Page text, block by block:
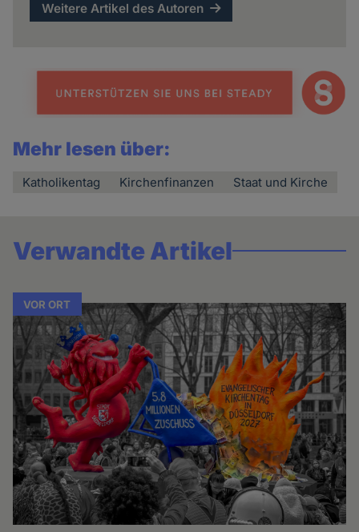
Weitere Artikel des Autoren
Mehr lesen über:
Katholikentag Kirchenfinanzen Staat und Kirche
Verwandte Artikel
VOR ORT